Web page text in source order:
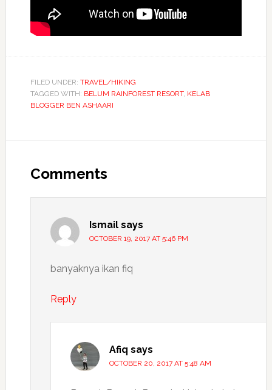
FILED UNDER: TRAVEL/HIKING
TAGGED WITH: BELUM RAINFOREST RESORT, KELAB
BLOGGER BEN ASHAARI
Comments
Ismail says
OCTOBER 19, 2017 AT 5:46 PM
banyaknya ikan fiq
Reply
Afiq says
OCTOBER 20, 2017 AT 5:48 AM